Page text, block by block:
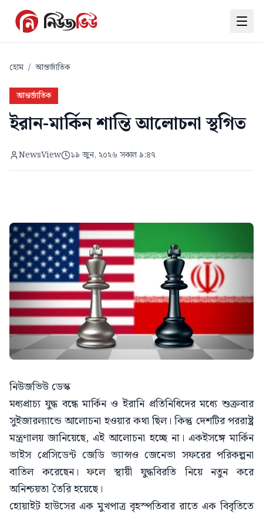
হোম / আন্তর্জাতিক
আন্তর্জাতিক
ইরান-মার্কিন শান্তি আলোচনা স্থগিত
NewsView ১৯ জুন, ২০২৬ সকাল ৯:৪৭
নিউজভিউ ডেস্ক
মধ্যপ্রাচ্য যুদ্ধ বন্ধে মার্কিন ও ইরানি প্রতিনিধিদের মধ্যে শুক্রবার
সুইজারল্যান্ডে আলোচনা হওয়ার কথা ছিল। কিন্তু দেশটির পররাষ্ট্র
মন্ত্রণালয় জানিয়েছে, এই আলোচনা হচ্ছে না। একইসঙ্গে মার্কিন
ভাইস প্রেসিডেন্ট জেডি ভ্যান্সও জেনেভা সফরের পরিকল্পনা
বাতিল করেছেন। ফলে স্থায়ী যুদ্ধবিরতি নিয়ে নতুন করে
অনিশ্চয়তা তৈরি হয়েছে।
হোয়াইট হাউসের এক মুখপাত্র বৃহস্পতিবার রাতে এক বিবৃতিতে